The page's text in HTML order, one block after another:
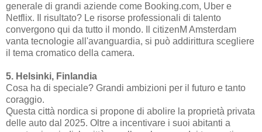
generale di grandi aziende come Booking.com, Uber e
Netflix. Il risultato? Le risorse professionali di talento
convergono qui da tutto il mondo. Il citizenM Amsterdam
vanta tecnologie all'avanguardia, si può addirittura scegliere
il tema cromatico della camera.
5. Helsinki, Finlandia
Cosa ha di speciale? Grandi ambizioni per il futuro e tanto
coraggio.
Questa città nordica si propone di abolire la proprietà privata
delle auto dal 2025. Oltre a incentivare i suoi abitanti a